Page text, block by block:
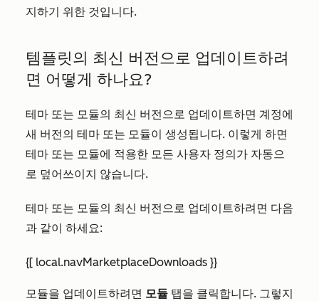
지하기 위한 것입니다.
템플릿의 최신 버전으로 업데이트하려
면 어떻게 하나요?
테마 또는 모듈의 최신 버전으로 업데이트하면 계정에
새 버전의 테마 또는 모듈이 생성됩니다. 이렇게 하면
테마 또는 모듈에 적용한 모든 사용자 정의가 자동으
로 덮어쓰이지 않습니다.
테마 또는 모듈의 최신 버전으로 업데이트하려면 다음
과 같이 하세요:
{[ local.navMarketplaceDownloads }}
모듈을 업데이트하려면 모듈 탭을 클릭합니다. 그렇지